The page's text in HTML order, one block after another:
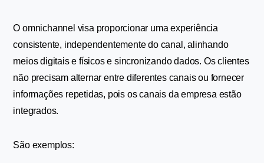
O omnichannel visa proporcionar uma experiência
consistente, independentemente do canal, alinhando
meios digitais e físicos e sincronizando dados. Os clientes
não precisam alternar entre diferentes canais ou fornecer
informações repetidas, pois os canais da empresa estão
integrados.
São exemplos: